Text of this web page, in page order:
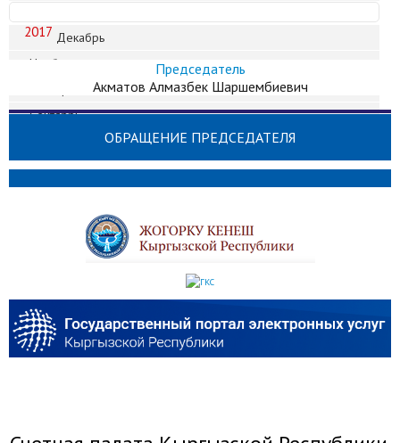
2017 Декабрь
Ноябрь
Сентябрь
Председатель
Акматов Алмазбек Шаршембиевич
ОБРАЩЕНИЕ ПРЕДСЕДАТЕЛЯ